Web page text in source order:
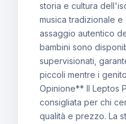
storia e cultura
musica tradizionale
assaggio autentico
bambini sono
supervisionati,
piccoli mentre i
Opinione** Il Leptos
consigliata per chi
qualità e prezzo. La